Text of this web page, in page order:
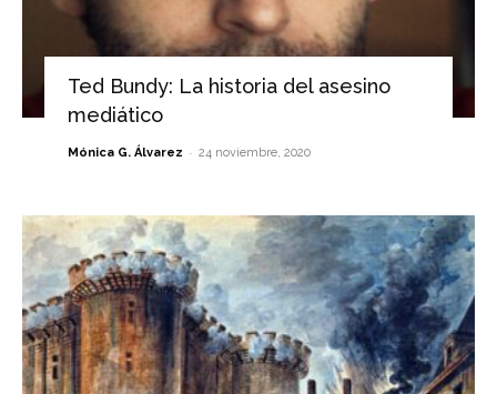
Ted Bundy: La historia del asesino
mediático
Mónica G. Álvarez - 24 noviembre, 2020